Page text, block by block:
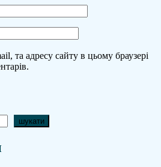
та адресу сайту в цьому браузері
шукати